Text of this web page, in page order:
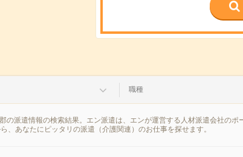
職種
の派遣情報の検索結果。エン派遣は、エンが運営する人材派遣会社の
、あなたにピッタリの派遣（介護関連）のお仕事を探せます。